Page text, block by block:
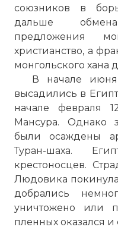
союзников в
дальше
предложения
христианство, а
монгольского хана
В начале июня
высадились в
начале февраля
Мансура. Однако
были осаждены
Туран-шаха.
крестоносцев.
Людовика
добрались
уничтожено или
пленных оказался